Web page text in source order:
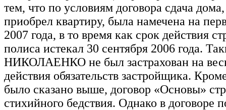
тем, что по условиям договора сдача
приобрел квартиру, была намечена на
2007 года, в то время как срок действия
полиса истекал 30 сентября 2006 года.
НИКОЛАЕНКО не был застрахован на
действия обязательств застройщика.
было сказано выше, договор «Основы»
стихийного бедствия. Однако в договоре